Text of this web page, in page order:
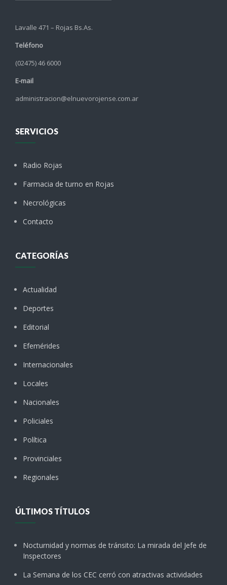
Lavalle 471 – Rojas Bs.As.
Teléfono
(02475) 46 6000
E-mail
administracion@elnuevorojense.com.ar
SERVICIOS
Radio Rojas
Farmacia de turno en Rojas
Necrológicas
Contacto
CATEGORÍAS
Actualidad
Deportes
Editorial
Efemérides
Internacionales
Locales
Nacionales
Policiales
Política
Provinciales
Regionales
ÚLTIMOS TÍTULOS
Nocturnidad y normas de tránsito: La mirada del Jefe de
Inspectores
La Semana de los CEC cerró con atractivas actividades